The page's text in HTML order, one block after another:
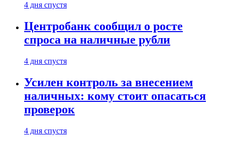
4 дня спустя
Центробанк сообщил о росте
спроса на наличные рубли
4 дня спустя
Усилен контроль за внесением
наличных: кому стоит опасаться
проверок
4 дня спустя